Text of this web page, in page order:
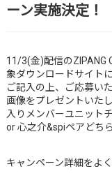
ーン実施決定！
11/3(金)配信のZIPANG
象ダウンロードサイト
ご記入の上、ご応募い
画像をプレゼントいた
入りメンバーユニット
or 心之介&spiペアどち
キャンペーン詳細をよ